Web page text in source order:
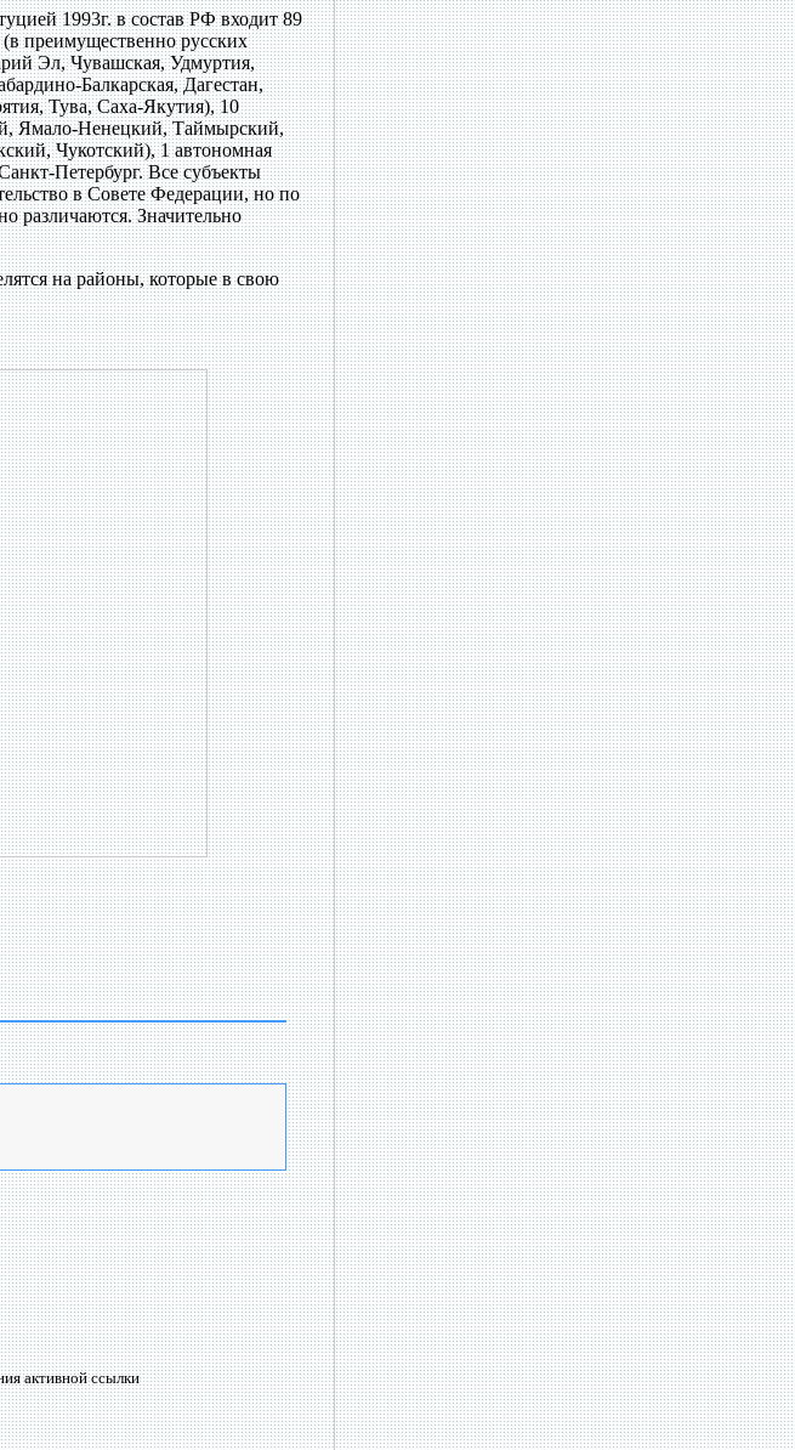
1993г. в состав РФ входит 89
преимущественно русских
Эл, Чувашская, Удмуртия,
Балкарская, Дагестан,
Тува, Саха-Якутия), 10
Ямало-Ненецкий, Таймырский,
Чукотский), 1 автономная
Петербург. Все субъекты
в Совете Федерации, но по
различаются. Значительно
на районы, которые в свою
активной ссылки